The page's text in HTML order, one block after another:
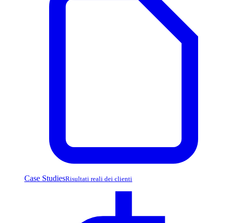
Case StudiesRisultati reali dei clienti